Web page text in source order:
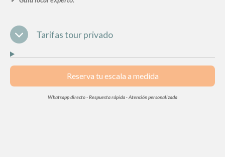
Tarifas tour privado
Reserva tu escala a medida
Whatsapp directo · Respuesta rápida · Atención personalizada